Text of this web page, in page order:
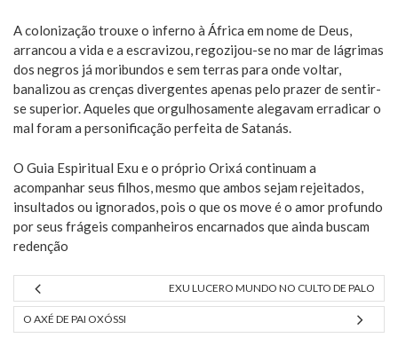
A colonização trouxe o inferno à África em nome de Deus,
arrancou a vida e a escravizou, regozijou-se no mar de lágrimas
dos negros já moribundos e sem terras para onde voltar,
banalizou as crenças divergentes apenas pelo prazer de sentir-
se superior. Aqueles que orgulhosamente alegavam erradicar o
mal foram a personificação perfeita de Satanás.
O Guia Espiritual Exu e o próprio Orixá continuam a
acompanhar seus filhos, mesmo que ambos sejam rejeitados,
insultados ou ignorados, pois o que os move é o amor profundo
por seus frágeis companheiros encarnados que ainda buscam
redenção
EXU LUCERO MUNDO NO CULTO DE PALO
O AXÉ DE PAI OXÓSSI